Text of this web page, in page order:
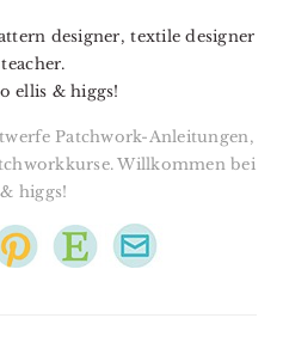
designer, textile designer
ellis & higgs!
Patchwork-Anleitungen,
Willkommen bei
higgs!